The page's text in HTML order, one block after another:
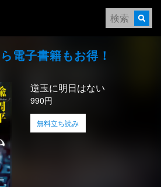
電⼦書籍もお得！
逆玉に明日はない
990円
無料立ち読み